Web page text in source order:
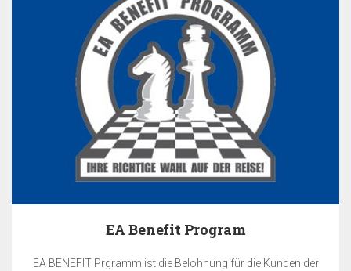
EA Benefit Program
EA BENEFIT Prgramm ist die Belohnung für die Kunden der